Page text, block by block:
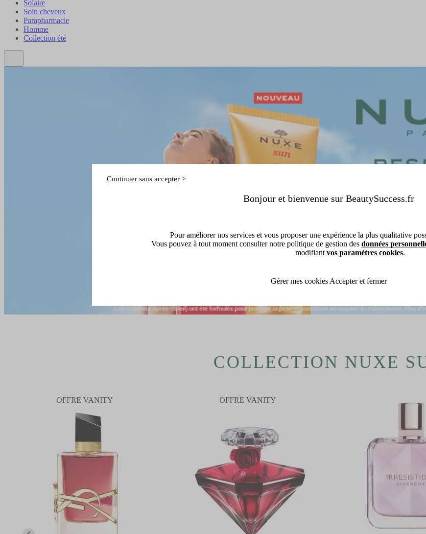
Solaire
Soin cheveux
Parapharmacie
Homme
Collection été
COLLECTION NUXE
OFFRE VANITY OFFRE VANITY
Bonjour et bienvenue sur BeautySuccess.fr
Continuer sans accepter
Pour améliorer nos services et vous proposer une expérience la plus qualitative
Vous pouvez à tout moment consulter notre politique de gestion des données
modifiant vos paramètres cookies.
Gérer mes cookies Accepter et fermer